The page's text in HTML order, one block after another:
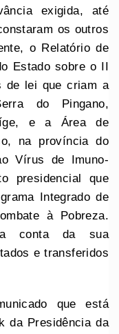
exigida, até
os outros
o Relatório de
Estado sobre o II
de lei que criam a
do Pingano,
e a Área de
na província do
Vírus de Imuno-
presidencial que
Integrado de
à Pobreza.
conta da sua
e transferidos
que está
da Presidência da